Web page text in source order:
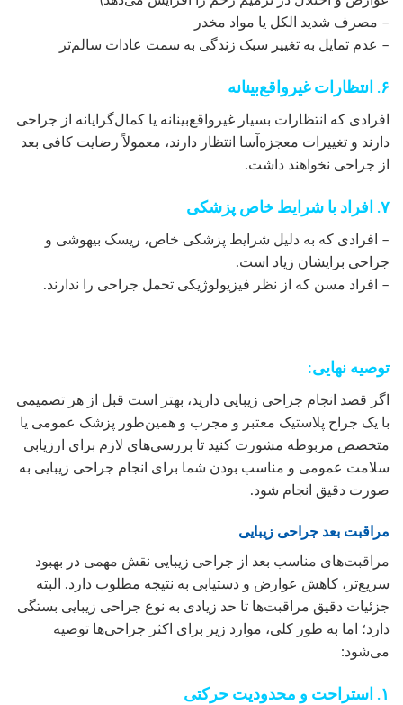
– مصرف شدید الکل یا مواد مخدر
– عدم تمایل به تغییر سبک زندگی به سمت عادات سالم‌تر
۶. انتظارات غیرواقع‌بینانه
افرادی که انتظارات بسیار غیرواقع‌بینانه یا کمال‌گرایانه از جراحی
دارند و تغییرات معجزه‌آسا انتظار دارند، معمولاً رضایت کافی بعد
از جراحی نخواهند داشت.
۷. افراد با شرایط خاص پزشکی
– افرادی که به دلیل شرایط پزشکی خاص، ریسک بیهوشی و
جراحی برایشان زیاد است.
– افراد مسن که از نظر فیزیولوژیکی تحمل جراحی را ندارند.
توصیه نهایی:
اگر قصد انجام جراحی زیبایی دارید، بهتر است قبل از هر تصمیمی
با یک جراح پلاستیک معتبر و مجرب و همین‌طور پزشک عمومی یا
متخصص مربوطه مشورت کنید تا بررسی‌های لازم برای ارزیابی
سلامت عمومی و مناسب بودن شما برای انجام جراحی زیبایی به
صورت دقیق انجام شود.
مراقبت بعد جراحی زیبایی
مراقبت‌های مناسب بعد از جراحی زیبایی نقش مهمی در بهبود
سریع‌تر، کاهش عوارض و دستیابی به نتیجه مطلوب دارد. البته
جزئیات دقیق مراقبت‌ها تا حد زیادی به نوع جراحی زیبایی بستگی
دارد؛ اما به طور کلی، موارد زیر برای اکثر جراحی‌ها توصیه
می‌شود:
۱. استراحت و محدودیت حرکتی